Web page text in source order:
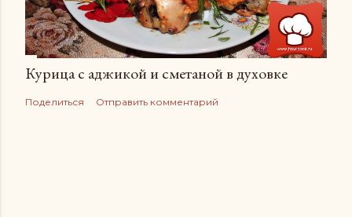
Курица с аджикой и сметаной в духовке
Поделиться Отправить комментарий